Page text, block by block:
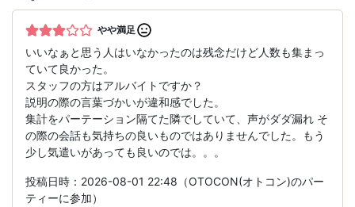
やや満足
いいなぁと思う人はいなかったのは残念だけど人数も集まっ
ていて良かった。
スタッフの方はアルバイトですか？
説明の際の言葉づかいが違和感でした。
集計をパーテーション隔てた隣でしていて、声がダダ漏れ そ
の際の会話も気持ちの良いものではありませんでした。もう
少し気遣いがあっても良いのでは。。。
投稿日時：2026-08-01 22:48（OTOCON(オトコン)のパー
ティーに参加）